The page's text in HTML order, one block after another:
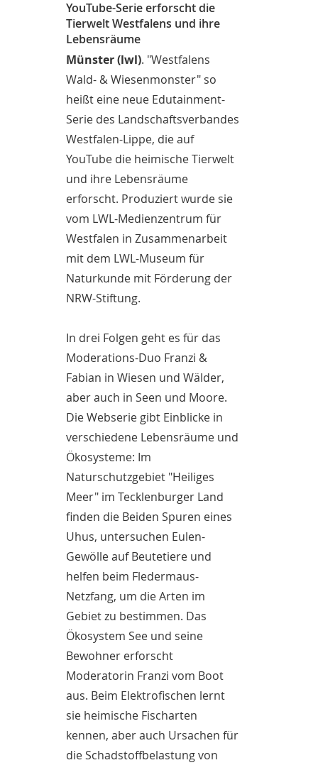
YouTube-Serie erforscht die
Tierwelt Westfalens und ihre
Lebensräume
Münster (lwl). "Westfalens
Wald- & Wiesenmonster" so
heißt eine neue Edutainment-
Serie des Landschaftsverbandes
Westfalen-Lippe, die auf
YouTube die heimische Tierwelt
und ihre Lebensräume
erforscht. Produziert wurde sie
vom LWL-Medienzentrum für
Westfalen in Zusammenarbeit
mit dem LWL-Museum für
Naturkunde mit Förderung der
NRW-Stiftung.
In drei Folgen geht es für das
Moderations-Duo Franzi &
Fabian in Wiesen und Wälder,
aber auch in Seen und Moore.
Die Webserie gibt Einblicke in
verschiedene Lebensräume und
Ökosysteme: Im
Naturschutzgebiet "Heiliges
Meer" im Tecklenburger Land
finden die Beiden Spuren eines
Uhus, untersuchen Eulen-
Gewölle auf Beutetiere und
helfen beim Fledermaus-
Netzfang, um die Arten im
Gebiet zu bestimmen. Das
Ökosystem See und seine
Bewohner erforscht
Moderatorin Franzi vom Boot
aus. Beim Elektrofischen lernt
sie heimische Fischarten
kennen, aber auch Ursachen für
die Schadstoffbelastung von